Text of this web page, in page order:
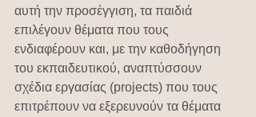
αυτή την προσέγγιση, τα παιδιά
επιλέγουν θέματα που τους
ενδιαφέρουν και, με την καθοδήγηση
του εκπαιδευτικού, αναπτύσσουν
σχέδια εργασίας (projects) που τους
επιτρέπουν να εξερευνούν τα θέματα